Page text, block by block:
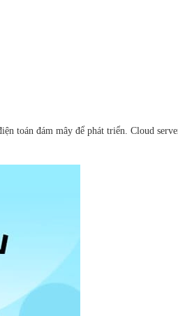
toán đám mây để phát triển. Cloud